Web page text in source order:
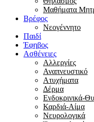
Μαθήματα
Βρέφος
Νεογέννητο
Παιδί
Έφηβος
Ασθένειες
Αλλεργίες
Αναπνευστικό
Ατυχήματα
Δέρμα
Ενδοκρινικά-
Καρδιά-Αίμα
Νευρολογικά